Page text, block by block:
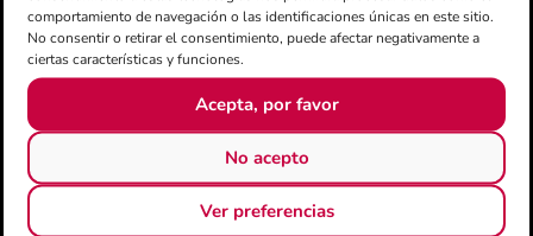
comportamiento de navegación o las identificaciones únicas en este sitio.
No consentir o retirar el consentimiento, puede afectar negativamente a
ciertas características y funciones.
Acepta, por favor
No acepto
Ver preferencias